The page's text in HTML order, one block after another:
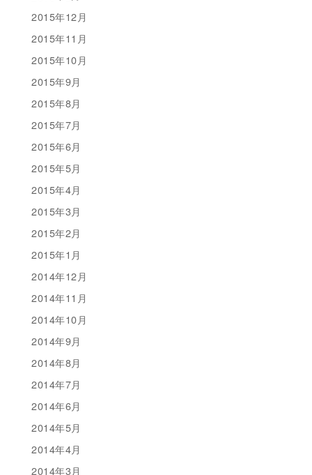
2015年12月
2015年11月
2015年10月
2015年9月
2015年8月
2015年7月
2015年6月
2015年5月
2015年4月
2015年3月
2015年2月
2015年1月
2014年12月
2014年11月
2014年10月
2014年9月
2014年8月
2014年7月
2014年6月
2014年5月
2014年4月
2014年3月